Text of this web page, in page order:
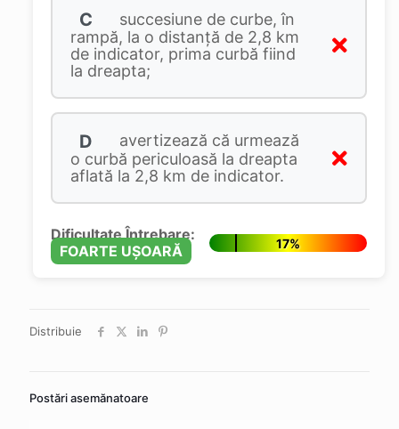
C
succesiune de curbe, în
rampă, la o distanță de 2,8 km
de indicator, prima curbă fiind
la dreapta;
D
avertizează că urmează
o curbă periculoasă la dreapta
aflată la 2,8 km de indicator.
Dificultate Întrebare:
FOARTE UȘOARĂ
17%
Distribuie
Postări asemănatoare